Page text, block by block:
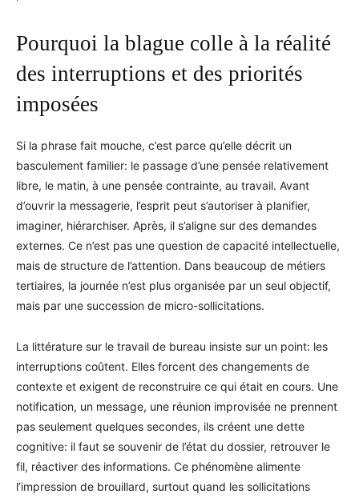
Pourquoi la blague colle à la réalité
des interruptions et des priorités
imposées
Si la phrase fait mouche, c’est parce qu’elle décrit un
basculement familier: le passage d’une pensée relativement
libre, le matin, à une pensée contrainte, au travail. Avant
d’ouvrir la messagerie, l’esprit peut s’autoriser à planifier,
imaginer, hiérarchiser. Après, il s’aligne sur des demandes
externes. Ce n’est pas une question de capacité intellectuelle,
mais de structure de l’attention. Dans beaucoup de métiers
tertiaires, la journée n’est plus organisée par un seul objectif,
mais par une succession de micro-sollicitations.
La littérature sur le travail de bureau insiste sur un point: les
interruptions coûtent. Elles forcent des changements de
contexte et exigent de reconstruire ce qui était en cours. Une
notification, un message, une réunion improvisée ne prennent
pas seulement quelques secondes, ils créent une dette
cognitive: il faut se souvenir de l’état du dossier, retrouver le
fil, réactiver des informations. Ce phénomène alimente
l’impression de brouillard, surtout quand les sollicitations